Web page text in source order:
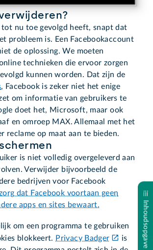
nu toe gevolgd heeft, snapt dat
probleem is. Een Facebookaccount
de oplossing. We moeten
technieken die ervoor zorgen
kunnen worden. Dat zijn de
, Facebook is zeker niet het enige
om informatie van gebruikers te
doet het, Microsoft, maar ook
en omroep MAX. Allemaal met het
reclame op maat aan te bieden.
is niet volledig overgeleverd aan
Verwijder bijvoorbeeld de
bedrijven voor Facebook
dat Facebook voortaan geen
apps en sites bewaart.
om een programma te gebruiken
blokkeert. Privacy Badger
is
Inhoudsopgave